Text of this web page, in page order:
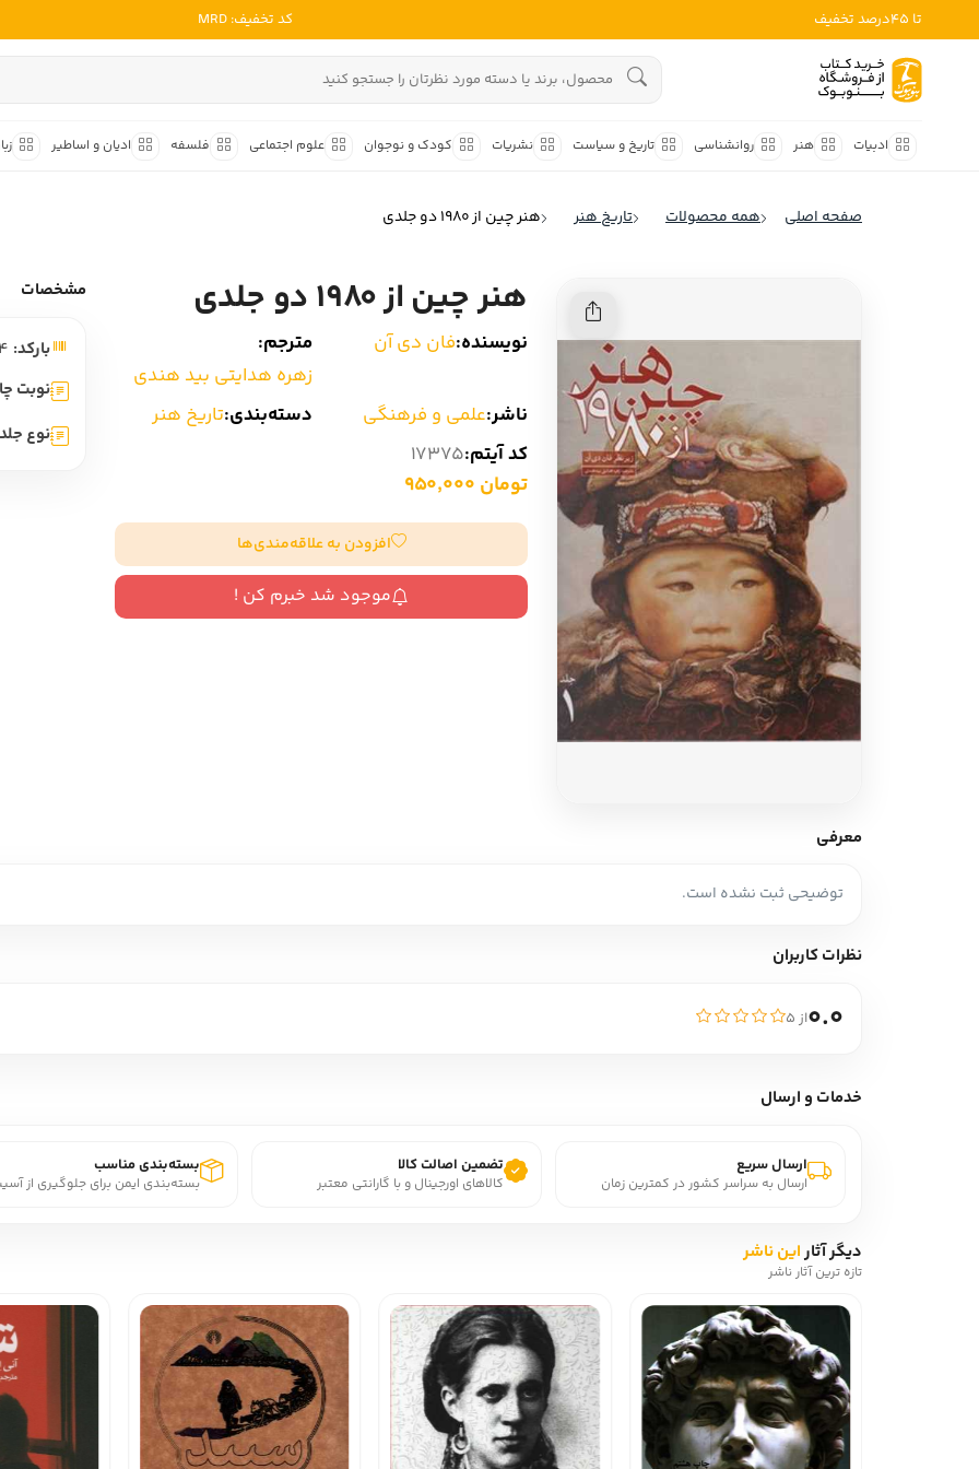
تا 45درصد تخفیف کد تخفیف: MRD
ادبیات هنر روانشناسی تاریخ و سیاست نشریات کودک و نوجوان علوم اجتماعی فلسفه ادیان و اساطیر
ادبیات ایران
ادبیات ایتالیا
ادبیات روسیه
ادبیات آمریکای لاتین
ادبیات آلمان
ادبیات ترکیه
ادبیات آسیا
سایر کشورهای اروپا
داستان کوتاه ایرانی
شعر
شرح و
ادبیات
جستار و مقاله
زبان شناسی
ادبیات
کودک و نوجوان
ادبیات ملل
ادبیات ایتالیا
ادبیات آلمان
سایر کشورهای اروپا
داستان کوتاه
صفحه اصلی همه محصولات تاریخ هنر هنر چین از 1980 دو جلدی
هنر چین از 1980 دو جلدی
نویسنده:فان دی آن
مترجم:
زهره هدایتی بید هندی
ناشر:علمی و فرهنگی دسته‌بندی:تاریخ هنر
کد آیتم:17375
تومان 950,000
افزودن به علاقه‌مندی‌ها
موجود شد خبرم کن !
مشخصات
بارکد:
نوبت
نوع
معرفی
توضیحی ثبت نشده است.
نظرات کاربران
0.0از ۵
خدمات و ارسال
ارسال سریع
ارسال به سراسر کشور در کمترین زمان
تضمین اصالت کالا
کالاهای اورجینال و با گارانتی معتبر
بسته‌بندی مناسب
بسته‌بندی ایمن برای جلوگیری از
دیگر آثاراین ناشر
تازه ترین آثار ناشر